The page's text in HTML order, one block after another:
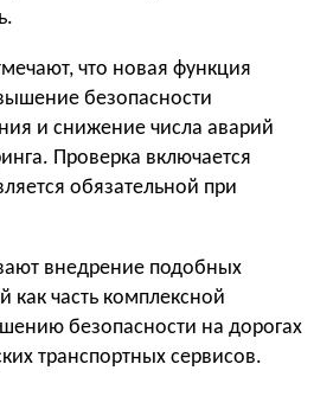
что новая функция
безопасности
и снижение числа аварий
Проверка включается
обязательной при
внедрение подобных
часть комплексной
безопасности на дорогах
транспортных сервисов.